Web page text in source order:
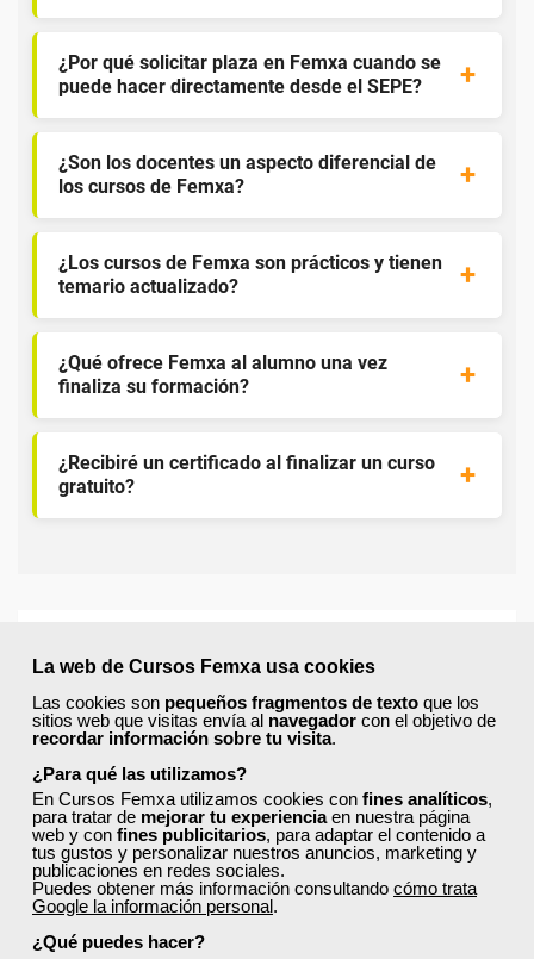
La web de Cursos Femxa usa cookies
Las cookies son pequeños fragmentos de texto que los
sitios web que visitas envía al navegador con el objetivo de
recordar información sobre tu visita.
¿Para qué las utilizamos?
En Cursos Femxa utilizamos cookies con fines analíticos,
para tratar de mejorar tu experienciaen nuestra página
web y con fines publicitarios, para adaptar el contenido a
tus gustos y personalizar nuestros anuncios, marketing y
publicaciones en redes sociales.
Puedes obtener más información consultando cómo trata
Google la información personal.
¿Qué puedes hacer?
¿Por qué solicitar plaza en Femxa cuando se
puede hacer directamente desde el SEPE?
¿Son los docentes un aspecto diferencial de
los cursos de Femxa?
¿Los cursos de Femxa son prácticos y tienen
temario actualizado?
¿Qué ofrece Femxa al alumno una vez
finaliza su formación?
¿Recibiré un certificado al finalizar un curso
gratuito?
¡Únete a la Comunidad Femxa!
Actualmente este curso está cerradoy no hay plazas
disponibles.
tu sector profesional y tus preferencias formativas. Si ya
estás registrado, inicia sesión a continuación y filtra tu
búsqueda para encontrar los cursos que se ajusten a tu
perfil.